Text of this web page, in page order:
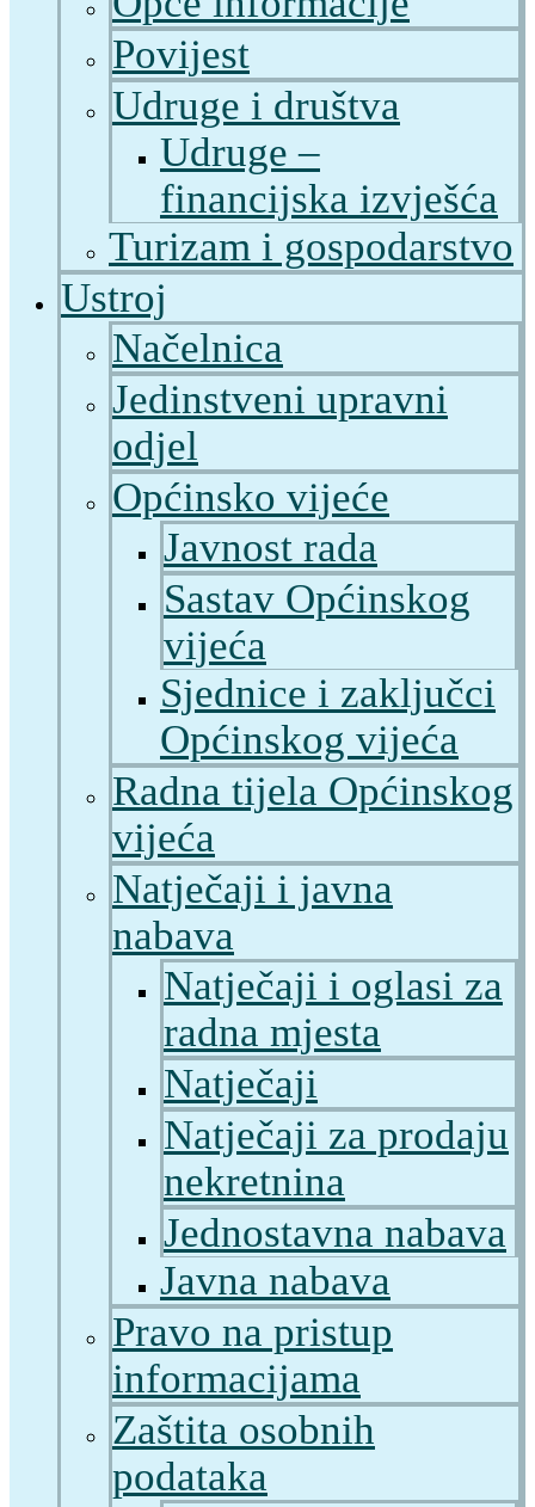
Povijest
Udruge i društva
Udruge –
financijska izvješća
Turizam i gospodarstvo
Ustroj
Načelnica
Jedinstveni upravni
odjel
Općinsko vijeće
Javnost rada
Sastav Općinskog
vijeća
Sjednice i zaključci
Općinskog vijeća
Radna tijela Općinskog
vijeća
Natječaji i javna
nabava
Natječaji i oglasi za
radna mjesta
Natječaji
Natječaji za prodaju
nekretnina
Jednostavna nabava
Javna nabava
Pravo na pristup
informacijama
Zaštita osobnih
podataka